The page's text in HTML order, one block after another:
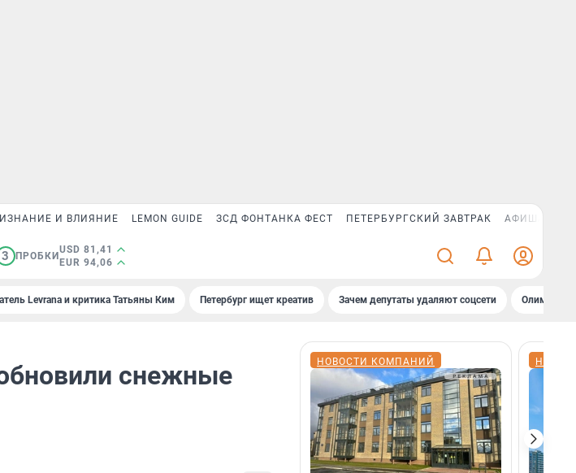
И ВЛИЯНИЕ LEMON GUIDE ЗСД ФОНТАНКА ФЕСТ ПЕТЕРБУРГСКИЙ ЗАВТРАК АФИША PLUS
3 ПРОБКИ
USD 81,41
EUR 94,06
Levrana и критика Татьяны Ким Петербург ищет креатив Зачем депутаты удаляют соцсети
снежные
НОВОСТИ КОМПАНИЙ